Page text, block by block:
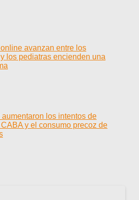
avanzan entre los
los pediatras encienden una
los intentos de
y el consumo precoz de